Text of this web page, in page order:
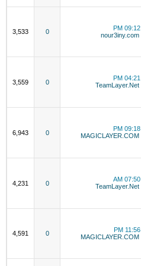
09:12 PM
nour3iny.com
0
3,533
04:21 PM
TeamLayer.Net
0
3,559
09:18 PM
MAGICLAYER.COM
0
6,943
07:50 AM
TeamLayer.Net
0
4,231
11:56 PM
MAGICLAYER.COM
0
4,591